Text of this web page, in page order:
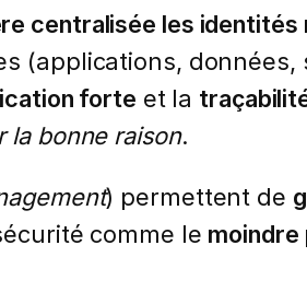
centralisée les identités
(applications,
forte et la
la bonne raison.
) permettent de
comme le moindre